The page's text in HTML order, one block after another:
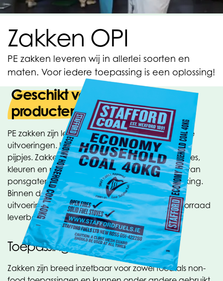
Zakken OPI
PE zakken leveren wij in allerlei soorten en
maten. Voor iedere toepassing is een oplossing!
Geschikt voor allerlei
producten
PE zakken zijn leverbaar in heel veel verschillende
uitvoeringen. Los, verblokt, op rol, kokerloos of op
pijpjes. Zakken zijn leverbaar in alle materiaaltypes,
kleuren en maten. Ze kunnen voorzien worden van
ponsgaten een recy-teken of uw eigen bedrukking.
Binnen de OPACKGROUP zijn ook vele andere
uitvoeringen mogelijk en ook veel maten uit voorraad
leverbaar, vraag naar de mogelijkheden!
Toepassingen
Zakken zijn breed inzetbaar voor zowel food als non-